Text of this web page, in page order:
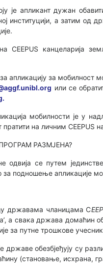
је апликант дужан
институцији, а затим
CEEPUS канцеларија
апликацију за
или се
мобилности је у
на личним CEEPUS
РАЗМЈЕНА?
се путем
за подношење апликације
државама чланицама C
а свака држава домаћин
за путне трошкове
државе обезбјеђују су
(становање, исхрана,